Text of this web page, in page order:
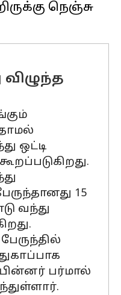
நெஞ்சு
விழுந்த
ஒட்டி
15
வந்து
பர்மால்